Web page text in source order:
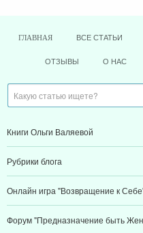
ГЛАВНАЯ ВСЕ СТАТЬИ
ОТЗЫВЫ О НАС
Книги Ольги Валяевой
Рубрики блога
Онлайн игра "Возвращение к
Форум "Предназначение быть